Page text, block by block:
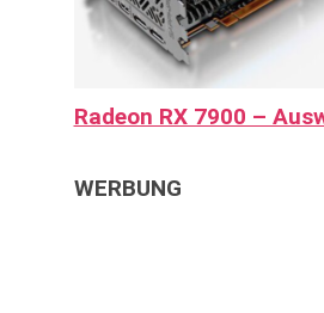
Radeon RX 7900 –
WERBUNG